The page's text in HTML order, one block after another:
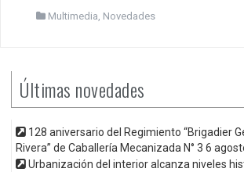
Multimedia, Novedades
Últimas novedades
128 aniversario del Regimiento “Brigadier
Rivera” de Caballería Mecanizada N° 3 6
Urbanización del interior alcanza niveles